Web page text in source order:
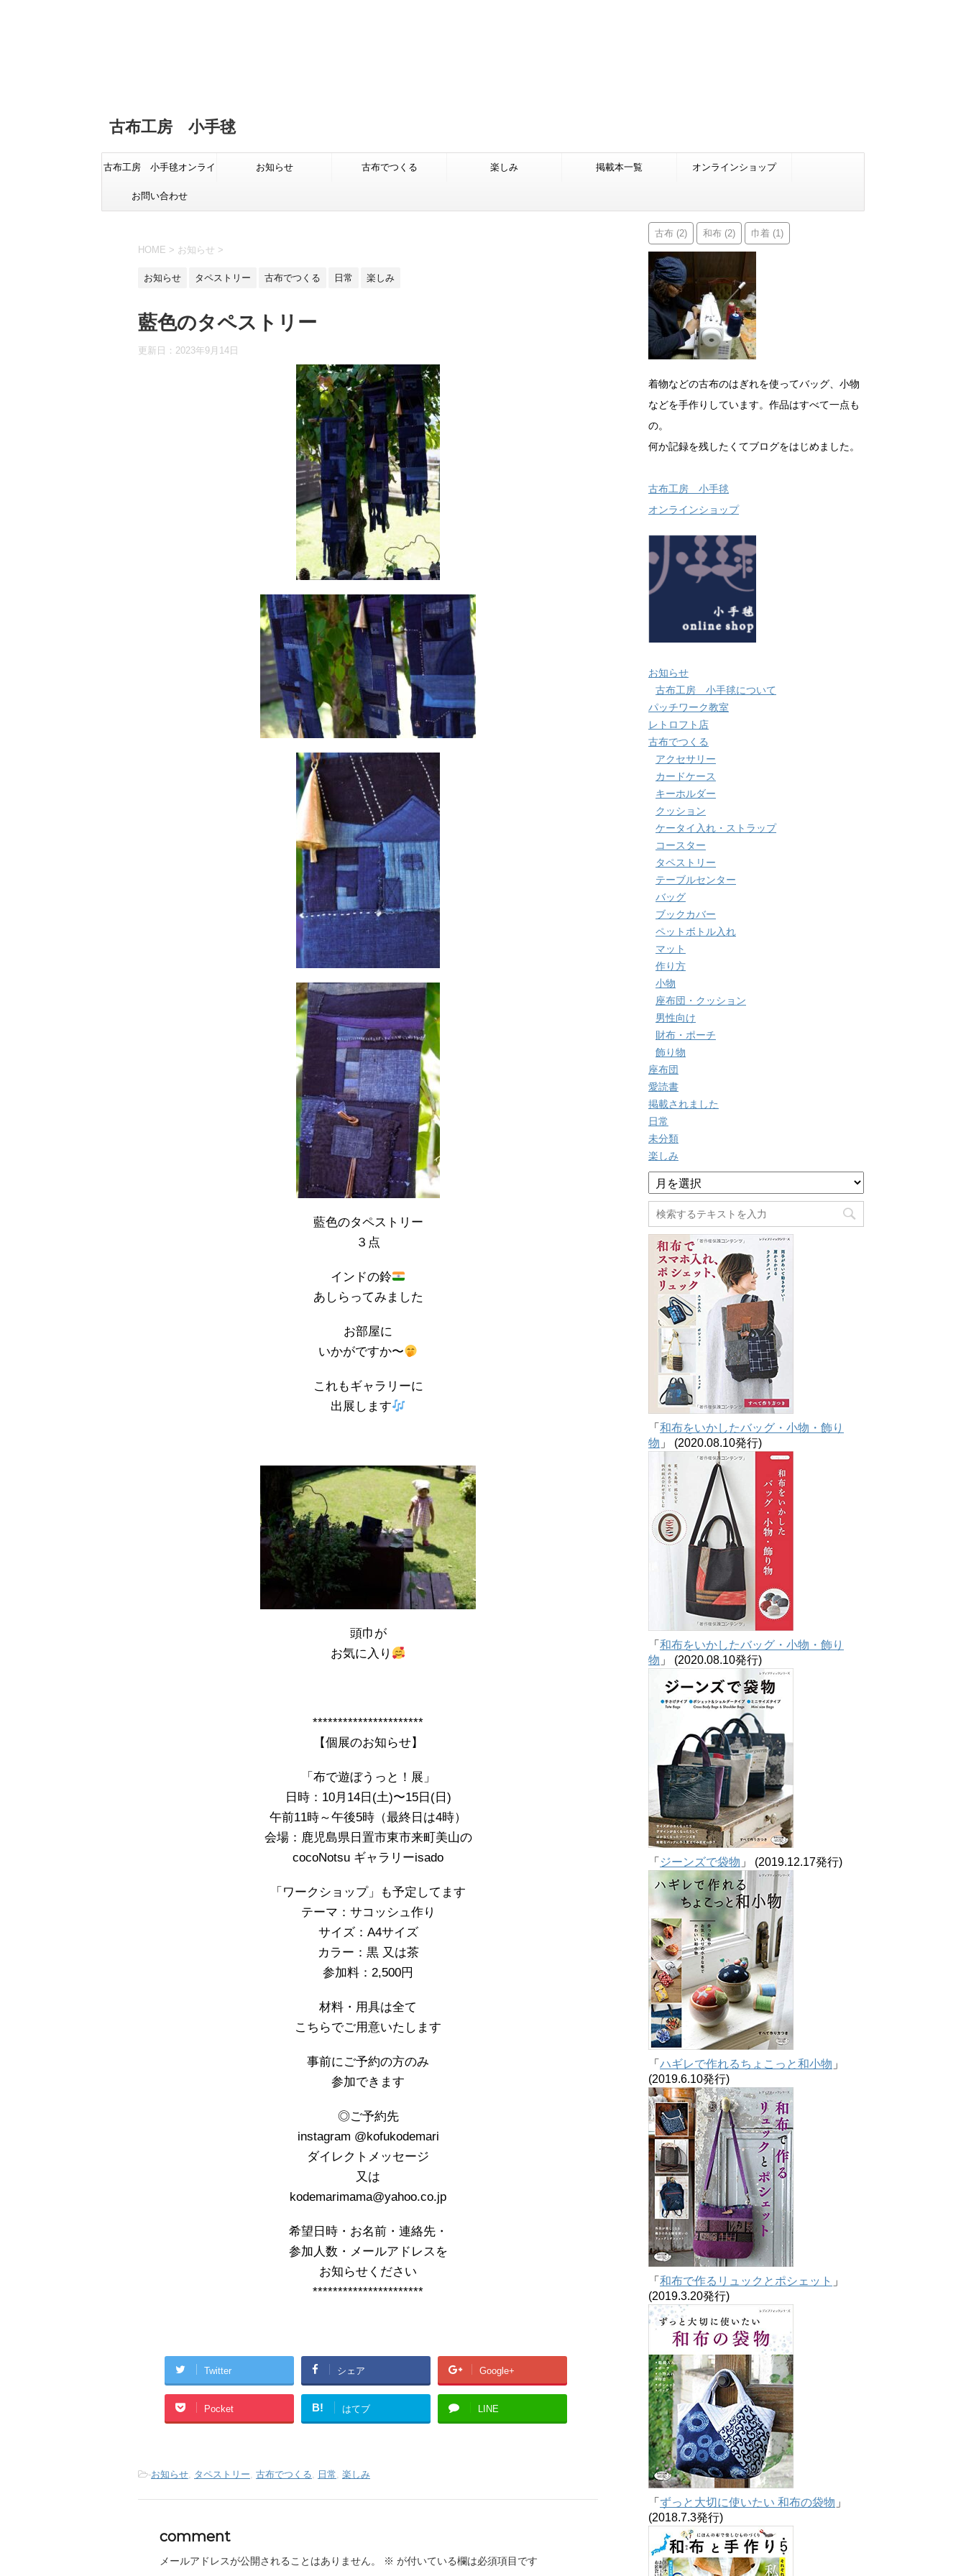
古布工房 小手毬
古布工房 小手毬オンライ
ンショップ
お知らせ 古布でつくる 楽しみ 掲載本一覧 オンラインショップ
お問い合わせ
HOME > お知らせ >
お知らせ タペストリー 古布でつくる 日常 楽しみ
藍色のタペストリー
更新日： 2023年9月14日
藍色のタペストリー
３点
インドの鈴
あしらってみました
お部屋に
いかがですか〜
これもギャラリーに
出展します
頭巾が
お気に入り
**********************
【個展のお知らせ】
「布で遊ぼうっと！展」
日時：10月14日(土)〜15日(日)
午前11時～午後5時（最終日は4時）
会場：鹿児島県日置市東市来町美山の
cocoNotsu ギャラリーisado
「ワークショップ」も予定してます
テーマ：サコッシュ作り
サイズ：A4サイズ
カラー：黒 又は茶
参加料：2,500円
材料・用具は全て
こちらでご用意いたします
事前にご予約の方のみ
参加できます
◎ご予約先
instagram @kofukodemari
ダイレクトメッセージ
又は
kodemarimama@yahoo.co.jp
希望日時・お名前・連絡先・
参加人数・メールアドレスを
お知らせください
**********************
Twitter シェア Google+
Pocket B! はてブ LINE
-お知らせ, タペストリー, 古布でつくる, 日常, 楽しみ
comment
メールアドレスが公開されることはありません。 ※ が付いている欄は必須項目です
古布 (2) 和布 (2) 巾着 (1)
着物などの古布のはぎれを使ってバッグ、小物
などを手作りしています。作品はすべて一点も
の。
何か記録を残したくてブログをはじめました。
古布工房 小手毬
オンラインショップ
お知らせ
古布工房 小手毬について
パッチワーク教室
レトロフト店
古布でつくる
アクセサリー
カードケース
キーホルダー
クッション
ケータイ入れ・ストラップ
コースター
タペストリー
テーブルセンター
バッグ
ブックカバー
ペットボトル入れ
マット
作り方
小物
座布団・クッション
男性向け
財布・ポーチ
飾り物
座布団
愛読書
掲載されました
日常
未分類
楽しみ
ア
ー
カ
イ
ブ
「 和布をいかしたバッグ・小物・飾り
物 」 (2020.08.10発行)
「 和布をいかしたバッグ・小物・飾り
物 」 (2020.08.10発行)
「 ジーンズで袋物 」 (2019.12.17発行)
「 ハギレで作れるちょこっと和小物 」
(2019.6.10発行)
「 和布で作るリュックとポシェット 」
(2019.3.20発行)
「 ずっと大切に使いたい 和布の袋物 」
(2018.7.3発行)